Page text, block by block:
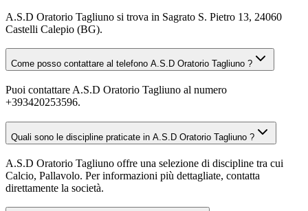
A.S.D Oratorio Tagliuno si trova in Sagrato S. Pietro 13, 24060
Castelli Calepio (BG).
Come posso contattare al telefono A.S.D Oratorio Tagliuno ?
Puoi contattare A.S.D Oratorio Tagliuno al numero
+393420253596.
Quali sono le discipline praticate in A.S.D Oratorio Tagliuno ?
A.S.D Oratorio Tagliuno offre una selezione di discipline tra cui
Calcio, Pallavolo. Per informazioni più dettagliate, contatta
direttamente la società.